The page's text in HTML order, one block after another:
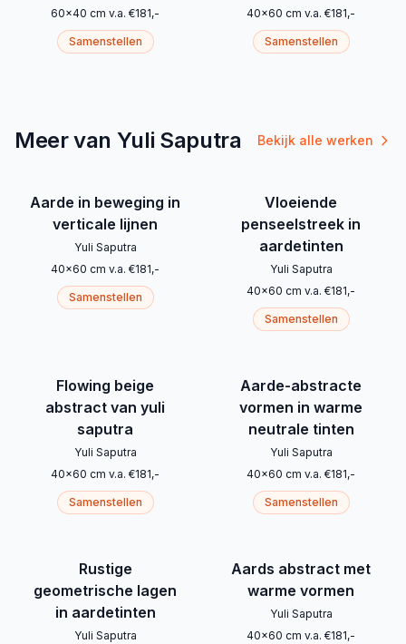
60x40 cm v.a. €181,-
Samenstellen
40x60 cm v.a. €181,-
Samenstellen
Meer van Yuli Saputra Bekijk alle werken
Aarde in beweging in
verticale lijnen
Yuli Saputra
40x60 cm v.a. €181,-
Samenstellen
Vloeiende
penseelstreek in
aardetinten
Yuli Saputra
40x60 cm v.a. €181,-
Samenstellen
Flowing beige
abstract van yuli
saputra
Yuli Saputra
40x60 cm v.a. €181,-
Samenstellen
Aarde-abstracte
vormen in warme
neutrale tinten
Yuli Saputra
40x60 cm v.a. €181,-
Samenstellen
Rustige
geometrische lagen
in aardetinten
Yuli Saputra
Aards abstract met
warme vormen
Yuli Saputra
40x60 cm v.a. €181,-